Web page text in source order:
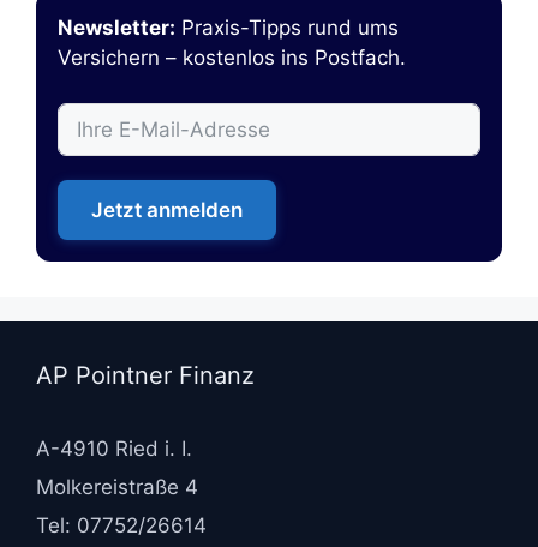
Newsletter: Praxis-Tipps rund ums
Versichern – kostenlos ins Postfach.
Jetzt anmelden
AP Pointner Finanz
A-4910 Ried i. I.
Molkereistraße 4
Tel: 07752/26614